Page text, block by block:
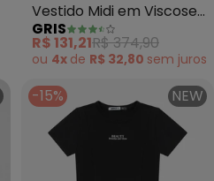
Vestido Midi em Viscose
(Preto)
GRIS
R$ 131,21R$ 374,90
ou 4x de R$ 32,80 sem juros
-15% NEW